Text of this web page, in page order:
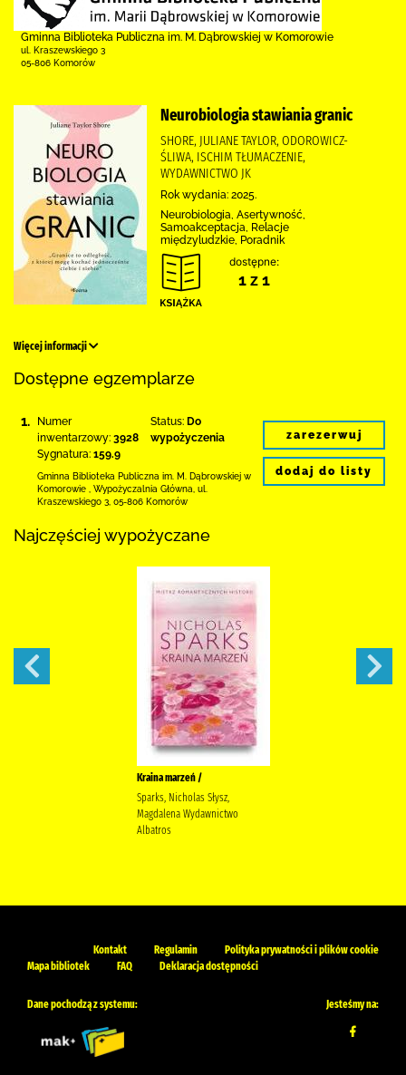
Gminna Biblioteka Publiczna im. M. Dąbrowskiej w Komorowie
ul. Kraszewskiego 3
05-806 Komorów
Neurobiologia stawiania granic
SHORE, JULIANE TAYLOR, ODOROWICZ-
ŚLIWA, ISCHIM TŁUMACZENIE,
WYDAWNICTWO JK
Rok wydania: 2025.
Neurobiologia, Asertywność,
Samoakceptacja, Relacje
międzyludzkie, Poradnik
dostępne:
1 z 1
Więcej informacji
Dostępne egzemplarze
1.
Numer
inwentarzowy: 3928
Sygnatura: 159.9
Status: Do
wypożyczenia
Gminna Biblioteka Publiczna im. M. Dąbrowskiej w
Komorowie
Wypożyczalnia Główna, ul.
Kraszewskiego 3 05-806 Komorów
zarezerwuj
dodaj do listy
Najczęściej wypożyczane
Kraina marzeń /
Sparks, Nicholas Słysz,
Magdalena Wydawnictwo
Albatros
Kontakt Regulamin
Polityka prywatności i plików cookie
Mapa bibliotek
FAQ Deklaracja dostępności
Dane pochodzą z systemu: Jesteśmy na: